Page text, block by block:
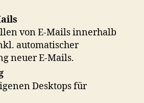
von E-Mails innerhalb
automatischer
neuer E-Mails.
Desktops für